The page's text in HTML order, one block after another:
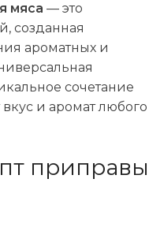
мяса — это
созданная
ароматных и
сочетание
и аромат любого
приправы